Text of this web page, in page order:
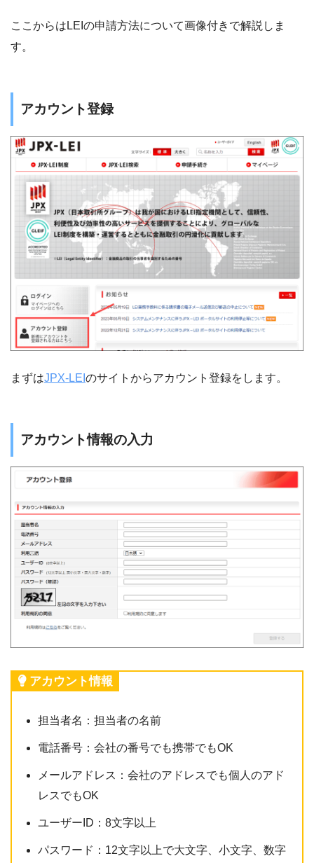
ここからはLEIの申請方法について画像付きで解説しま
す。
アカウント登録
まずはJPX-LEI のサイトからアカウント登録をします。
アカウント情報の入力
アカウント情報
担当者名：担当者の名前
電話番号：会社の番号でも携帯でもOK
メールアドレス：会社のアドレスでも個人のアド
レスでもOK
ユーザーID：8文字以上
パスワード：12文字以上で大文字、小文字、数字